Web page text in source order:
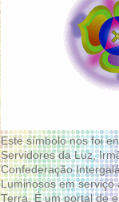
Este símbolo nos foi
Servidores da Luz,
Confederação
Luminosos em serviço
Terra. É um portal de